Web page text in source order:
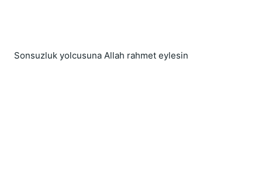
Sonsuzluk yolcusuna Allah rahmet eylesin